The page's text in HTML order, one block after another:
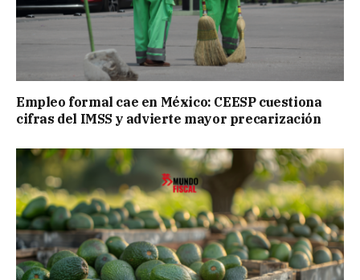
Empleo formal cae en México: CEESP cuestiona
cifras del IMSS y advierte mayor precarización